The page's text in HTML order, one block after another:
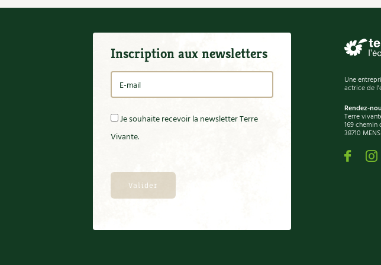
Inscription aux newsletters
Je souhaite recevoir la newsletter Terre
Vivante.
Une
actrice de
Rendez-
Terre
169 chemin
38710 MENS